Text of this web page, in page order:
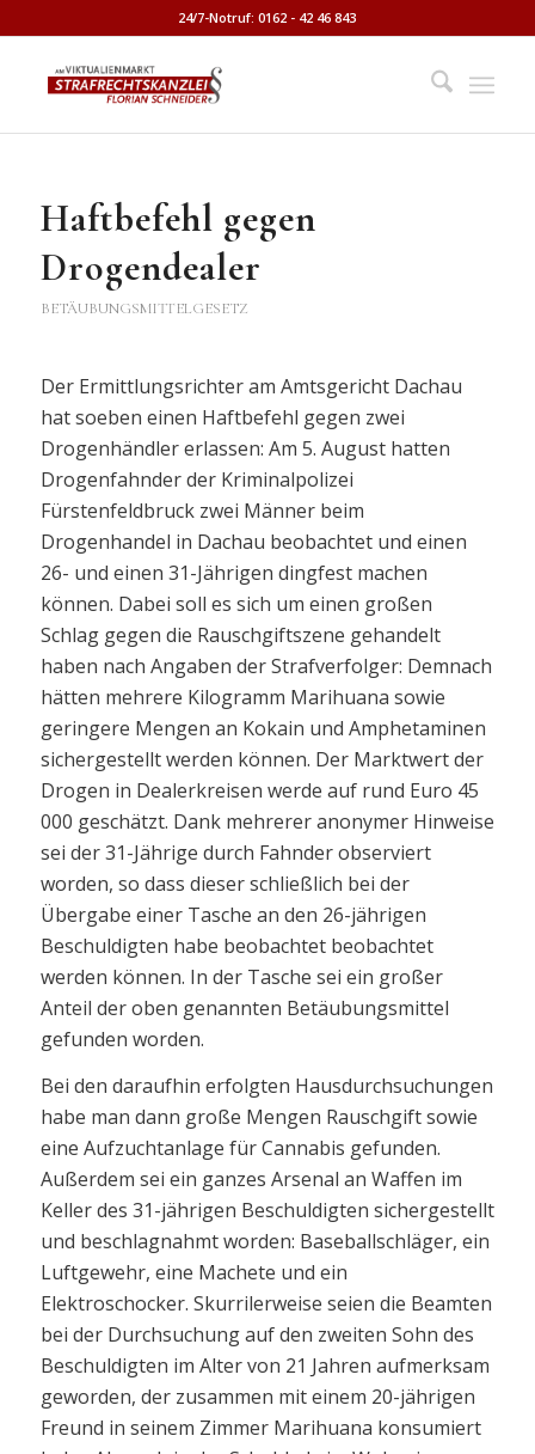
24/7-Notruf: 0162 - 42 46 843
Haftbefehl gegen
Drogendealer
BETÄUBUNGSMITTELGESETZ
Der Ermittlungsrichter am Amtsgericht Dachau
hat soeben einen Haftbefehl gegen zwei
Drogenhändler erlassen: Am 5. August hatten
Drogenfahnder der Kriminalpolizei
Fürstenfeldbruck zwei Männer beim
Drogenhandel in Dachau beobachtet und einen
26- und einen 31-Jährigen dingfest machen
können. Dabei soll es sich um einen großen
Schlag gegen die Rauschgiftszene gehandelt
haben nach Angaben der Strafverfolger: Demnach
hätten mehrere Kilogramm Marihuana sowie
geringere Mengen an Kokain und Amphetaminen
sichergestellt werden können. Der Marktwert der
Drogen in Dealerkreisen werde auf rund Euro 45
000 geschätzt. Dank mehrerer anonymer Hinweise
sei der 31-Jährige durch Fahnder observiert
worden, so dass dieser schließlich bei der
Übergabe einer Tasche an den 26-jährigen
Beschuldigten habe beobachtet beobachtet
werden können. In der Tasche sei ein großer
Anteil der oben genannten Betäubungsmittel
gefunden worden.
Bei den daraufhin erfolgten Hausdurchsuchungen
habe man dann große Mengen Rauschgift sowie
eine Aufzuchtanlage für Cannabis gefunden.
Außerdem sei ein ganzes Arsenal an Waffen im
Keller des 31-jährigen Beschuldigten sichergestellt
und beschlagnahmt worden: Baseballschläger, ein
Luftgewehr, eine Machete und ein
Elektroschocker. Skurrilerweise seien die Beamten
bei der Durchsuchung auf den zweiten Sohn des
Beschuldigten im Alter von 21 Jahren aufmerksam
geworden, der zusammen mit einem 20-jährigen
Freund in seinem Zimmer Marihuana konsumiert